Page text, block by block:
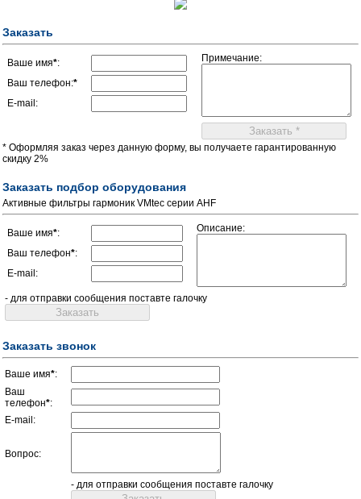
Заказать
Ваше имя*:
Ваш телефон:*
E-mail:
Примечание:
* Оформляя заказ через данную форму, вы получаете гарантированную
скидку 2%
Заказать подбор оборудования
Активные фильтры гармоник VMtec серии AHF
Ваше имя*:
Ваш телефон*:
E-mail:
Описание:
- для отправки сообщения поставте галочку
Заказать звонок
Ваше имя*:
Ваш
телефон*:
E-mail:
Вопрос:
- для отправки сообщения поставте галочку